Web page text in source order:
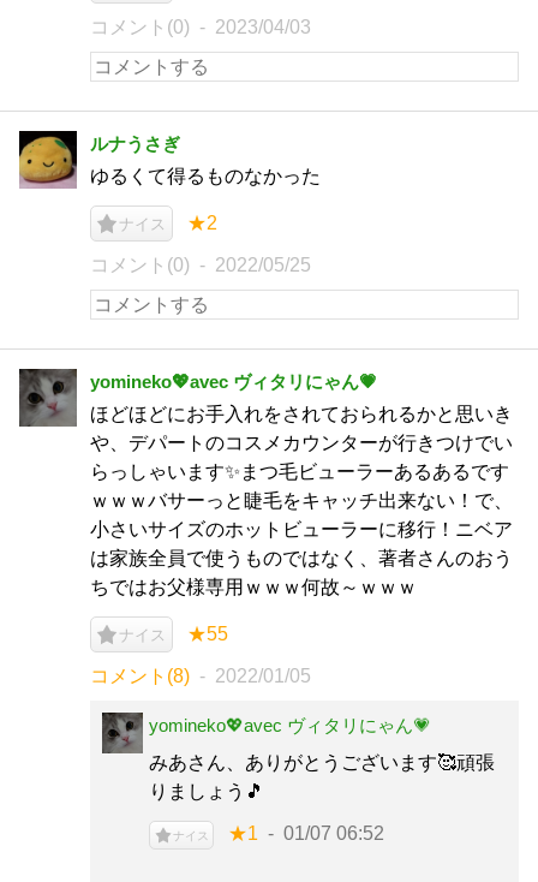
コメント(0) 2023/04/03
ルナうさぎ
ゆるくて得るものなかった
ナイス ★2
コメント(0) 2022/05/25
yomineko💖avec ヴィタリにゃん💗
ほどほどにお手入れをされておられるかと思いき
や、デパートのコスメカウンターが行きつけでい
らっしゃいます✨まつ毛ビューラーあるあるです
ｗｗｗバサーっと睫毛をキャッチ出来ない！で、
小さいサイズのホットビューラーに移行！ニベア
は家族全員で使うものではなく、著者さんのおう
ちではお父様専用ｗｗｗ何故～ｗｗｗ
ナイス ★55
コメント(8) 2022/01/05
yomineko💖avec ヴィタリにゃん💗
みあさん、ありがとうございます🥰頑張
りましょう🎵
ナイス ★1 01/07 06:52